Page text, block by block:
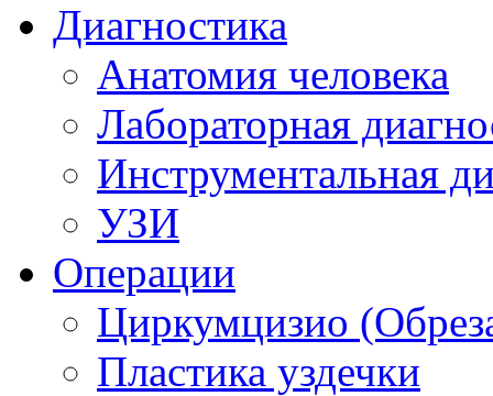
Диагностика
Анатомия человека
Лабораторная
Инструментальная
УЗИ
Операции
Циркумцизио
Пластика уздечки